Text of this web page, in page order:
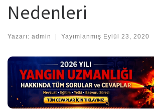
Nedenleri
Yazarı: admin Yayımlanmış Eylül 23, 2020